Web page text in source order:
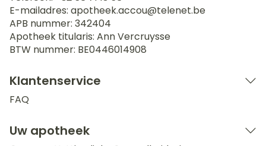
E-mailadres: apotheek.accou@telenet.be
APB nummer: 342404
Apotheek titularis: Ann Vercruysse
BTW nummer: BE0446014908
Klantenservice
FAQ
Uw apotheek